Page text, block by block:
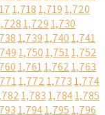
1,7181,7191,720
1,7291,730
1,7391,7401,741
1,7501,7511,752
1,7611,7621,763
1,7721,7731,774
1,7831,7841,785
1,7941,7951,796